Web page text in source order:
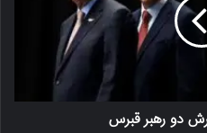
دو رهبر قبرس